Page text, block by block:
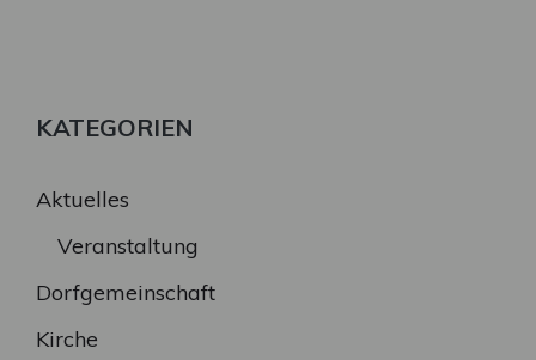
KATEGORIEN
Aktuelles
Veranstaltung
Dorfgemeinschaft
Kirche